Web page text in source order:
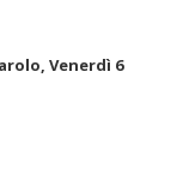
Venerdì 6